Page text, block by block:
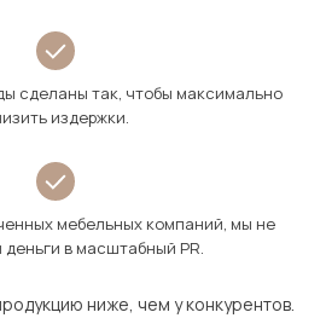
сделаны так, чтобы максимально
издержки.
мебельных компаний, мы не
в масштабный PR.
ниже, чем у конкурентов.